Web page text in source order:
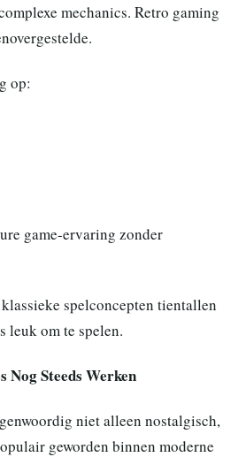
mechanics. Retro gaming
op:
game-ervaring zonder
spelconcepten tientallen
leuk om te spelen.
Nog Steeds Werken
niet alleen nostalgisch,
geworden binnen moderne